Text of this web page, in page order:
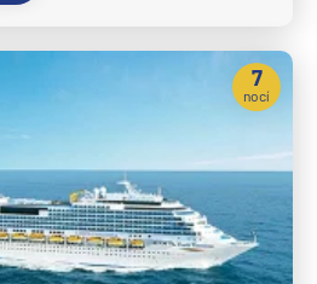
7
nocí